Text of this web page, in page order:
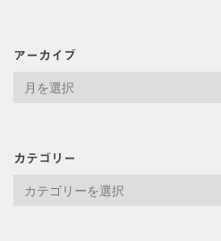
アーカイブ
ブ
カテゴリー